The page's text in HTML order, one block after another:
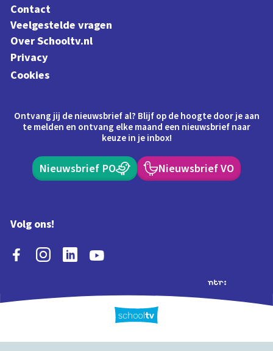
Contact
Veelgestelde vragen
Over Schooltv.nl
Privacy
Cookies
Ontvang jij de nieuwsbrief al? Blijf op de hoogte door je aan
te melden en ontvang elke maand een nieuwsbrief naar
keuze in je inbox!
Nieuwsbrief PO Nieuwsbrief VO
Volg ons!